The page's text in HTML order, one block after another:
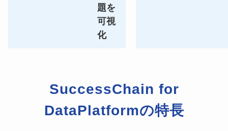
題を
可視
化
SuccessChain for
DataPlatformの特長